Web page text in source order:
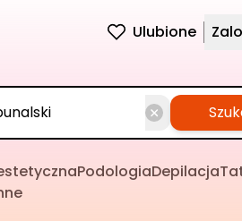
Ulubione
PodologiaDepilacja